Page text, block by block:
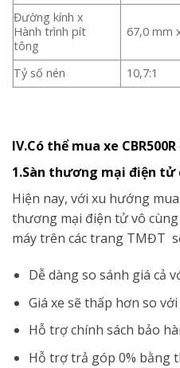
Đường kính x
Hành trình pít
tông
67,0 mm
Tỷ số nén 10,7:1
IV.Có thể mua xe
1.Sàn thương mại điện tử
Hiện nay, với xu hướng
thương mại điện tử vô
máy trên các trang TMĐT
Dễ dàng so sánh giá cả
Giá xe sẽ thấp hơn so
Hỗ trợ chính sách bảo
Hỗ trợ trả góp 0% bằng